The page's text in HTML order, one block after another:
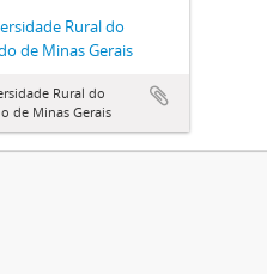
Rural do
de Minas Gerais
Rural do
de Minas Gerais